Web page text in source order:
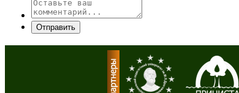
Отправить